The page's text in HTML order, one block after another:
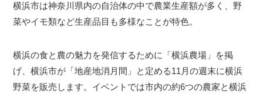
横浜市は神奈川県内の自治体の中で農業生産額が多く、野
菜やイモ類など生産品目も多様なことが特色。
横浜の食と農の魅力を発信するために「横浜農場」を掲
げ、横浜市が「地産地消月間」と定める11月の週末に横浜
野菜を販売します。イベントでは市内の約6つの農家と横浜